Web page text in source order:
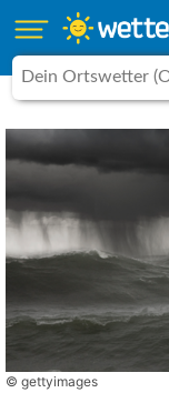
© gettyimages